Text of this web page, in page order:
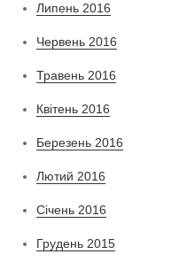
Липень 2016
Червень 2016
Травень 2016
Квітень 2016
Березень 2016
Лютий 2016
Січень 2016
Грудень 2015